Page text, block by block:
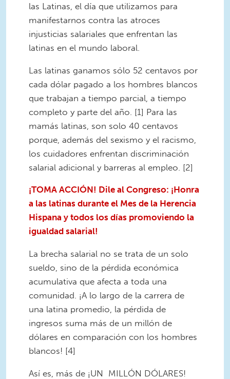
las Latinas, el día que utilizamos para
manifestarnos contra las atroces
injusticias salariales que enfrentan las
latinas en el mundo laboral.
Las latinas ganamos sólo 52 centavos por
cada dólar pagado a los hombres blancos
que trabajan a tiempo parcial, a tiempo
completo y parte del año. [1] Para las
mamás latinas, son solo 40 centavos
porque, además del sexismo y el racismo,
los cuidadores enfrentan discriminación
salarial adicional y barreras al empleo. [2]
¡TOMA ACCIÓN! Dile al Congreso: ¡Honra
a las latinas durante el Mes de la Herencia
Hispana y todos los días promoviendo la
igualdad salarial!
La brecha salarial no se trata de un solo
sueldo, sino de la pérdida económica
acumulativa que afecta a toda una
comunidad. ¡A lo largo de la carrera de
una latina promedio, la pérdida de
ingresos suma más de un millón de
dólares en comparación con los hombres
blancos! [4]
Así es, más de ¡UN MILLÓN DÓLARES!